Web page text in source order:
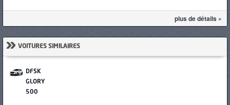
plus de détails »
» VOITURES SIMILAIRES
DFSK
GLORY
500